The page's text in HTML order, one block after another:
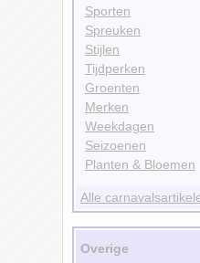
Sporten
Spreuken
Stijlen
Tijdperken
Groenten
Merken
Weekdagen
Seizoenen
Planten & Bloemen
Alle
Overige